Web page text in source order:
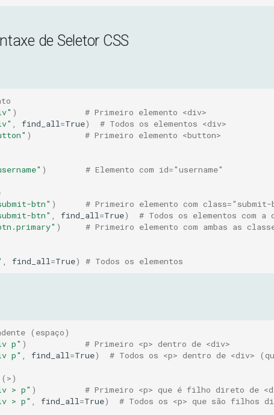
de Seletor CSS
)
# Primeiro elemento <div>
find_all =True)
# Todos os elementos <div>
) # Primeiro elemento <button>
) # Elemento com id="username"
btn" )
# Primeiro elemento com class="submit-
btn" find_all =True)
# Todos os elementos com a
) # Primeiro elemento com ambas as
find_all =True) # Todos os elementos
(espaço)
p" )
# Primeiro <p> dentro de <div>
p" find_all =True) # Todos os <p> dentro de <div>
> p" )
# Primeiro <p> que é filho direto de
> p" find_all =True) # Todos os <p> que são filhos